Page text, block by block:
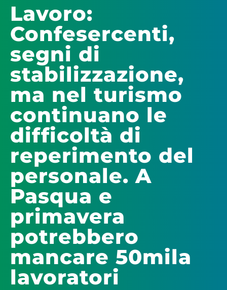
Lavoro:
Confesercenti,
segni di
stabilizzazione,
ma nel turismo
continuano le
difficoltà di
reperimento del
personale. A
Pasqua e
primavera
potrebbero
mancare 50mila
lavoratori